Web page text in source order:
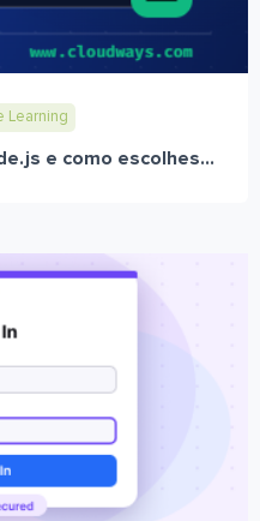
Learning
e como escolhes...